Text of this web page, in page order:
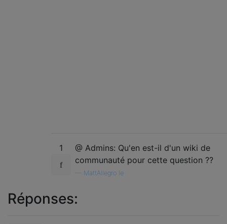
1
@ Admins: Qu'en est-il d'un wiki de
communauté pour cette question ??
MattAllegro le
Réponses: